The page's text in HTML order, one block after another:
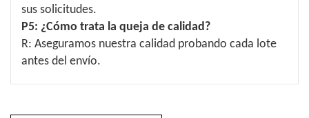
sus solicitudes.
P5: ¿Cómo trata la queja de calidad?
R: Aseguramos nuestra calidad probando cada lote
antes del envío.